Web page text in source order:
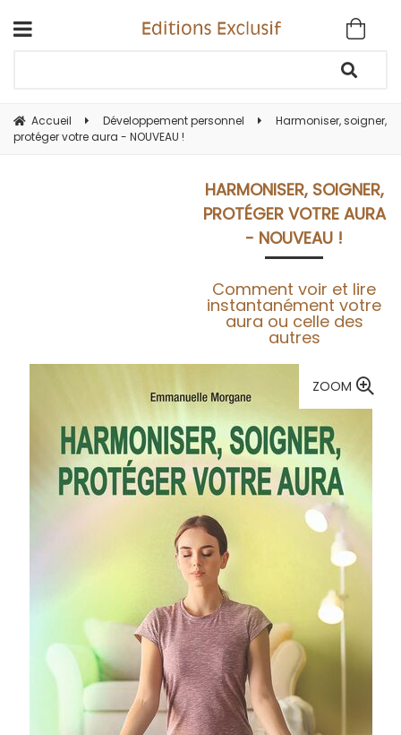
Accueil Développement personnel
Harmoniser, soigner,
protéger votre aura - NOUVEAU !
HARMONISER, SOIGNER,
PROTÉGER VOTRE AURA
- NOUVEAU !
Comment voir et lire
instantanément votre
aura ou celle des
autres
ZOOM